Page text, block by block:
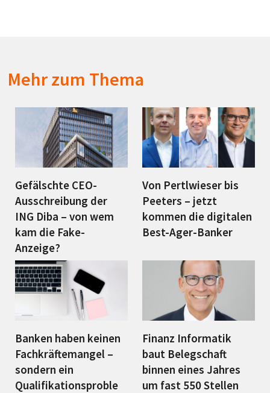
Mehr zum Thema
Gefälschte CEO-
Ausschreibung der
ING Diba – von wem
kam die Fake-
Anzeige?
Von Pertlwieser bis
Peeters – jetzt
kommen die digitalen
Best-Ager-Banker
Banken haben keinen
Fachkräftemangel –
sondern ein
Qualifikationsproble
Finanz Informatik
baut Belegschaft
binnen eines Jahres
um fast 550 Stellen